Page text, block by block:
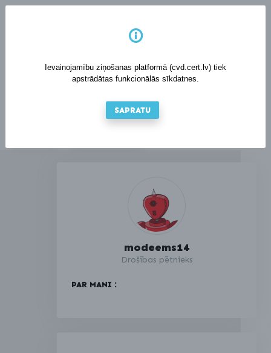
modeems14
Drošības pētnieks
PAR MANI :
Ievainojamību ziņošanas platformā (cvd.cert.lv) tiek
apstrādātas funkcionālās sīkdatnes.
SAPRATU